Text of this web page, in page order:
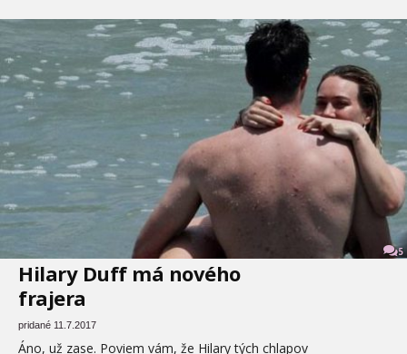
5
Hilary Duff má nového
frajera
pridané 11.7.2017
Áno, už zase. Poviem vám, že Hilary tých chlapov